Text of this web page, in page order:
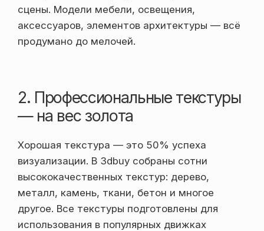
сцены. Модели мебели, освещения,
аксессуаров, элементов архитектуры — всё
продумано до мелочей.
2. Профессиональные текстуры
— на вес золота
Хорошая текстура — это 50% успеха
визуализации. В 3dbuy собраны сотни
высококачественных текстур: дерево,
металл, камень, ткани, бетон и многое
другое. Все текстуры подготовлены для
использования в популярных движках